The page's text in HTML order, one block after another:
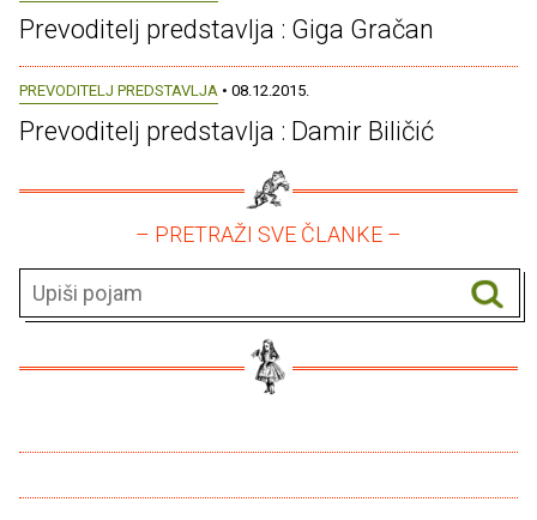
Prevoditelj predstavlja : Giga Gračan
PREVODITELJ PREDSTAVLJA • 08.12.2015.
Prevoditelj predstavlja : Damir Biličić
– PRETRAŽI SVE ČLANKE –